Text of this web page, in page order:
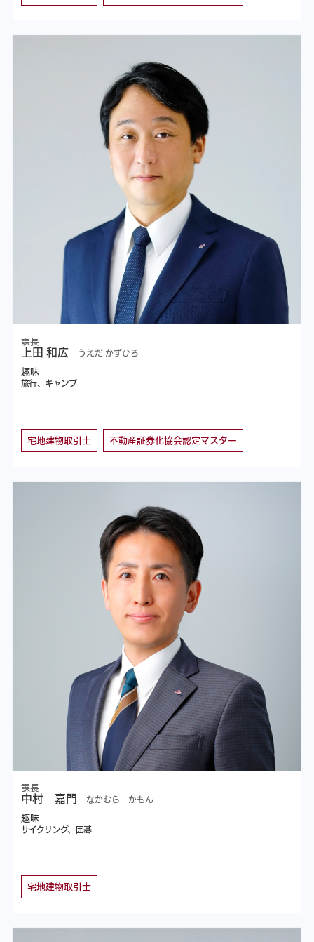
課長
上田 和広 うえだ かずひろ
趣味
旅行、キャンプ
宅地建物取引士 不動産証券化協会認定マスター
課長
中村 嘉門 なかむら かもん
趣味
サイクリング、囲碁
宅地建物取引士